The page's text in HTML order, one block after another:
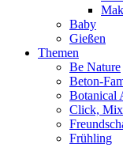
Baby
Gießen
Themen
Be Nature
Beton-
Botanical
Click,
Frühling